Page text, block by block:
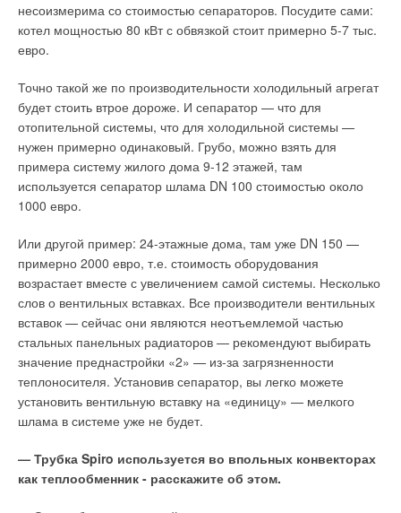
несоизмерима со стоимостью сепараторов. Посудите сами:
котел мощностью 80 кВт с обвязкой стоит примерно 5-7 тыс.
евро.
Точно такой же по производительности холодильный агрегат
будет стоить втрое дороже. И сепаратор — что для
отопительной системы, что для холодильной системы —
нужен примерно одинаковый. Грубо, можно взять для
примера систему жилого дома 9-12 этажей, там
используется сепаратор шлама DN 100 стоимостью около
1000 евро.
Или другой пример: 24-этажные дома, там уже DN 150 —
примерно 2000 евро, т.е. стоимость оборудования
возрастает вместе с увеличением самой системы. Несколько
слов о вентильных вставках. Все производители вентильных
вставок — сейчас они являются неотъемлемой частью
стальных панельных радиаторов — рекомендуют выбирать
значение преднастройки «2» — из-за загрязненности
теплоносителя. Установив сепаратор, вы легко можете
установить вентильную вставку на «единицу» — мелкого
шлама в системе уже не будет.
— Трубка Spiro используется во впольных конвекторах
как теплообменник - расскажите об этом.